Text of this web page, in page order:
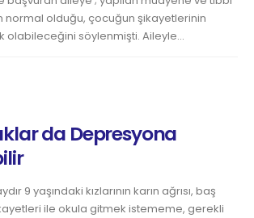
normal olduğu, çocuğun şikayetlerinin
olabileceğini söylenmişti. Aileyle...
da Depresyona
9 yaşındaki kızlarının karın ağrısı, baş
ile okula gitmek istememe, gerekli